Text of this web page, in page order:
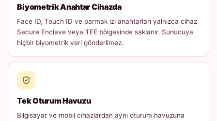
Biyometrik Anahtar Cihazda
Face ID, Touch ID ve parmak izi anahtarları yalnızca cihaz
Secure Enclave veya TEE bölgesinde saklanır. Sunucuya
hiçbir biyometrik veri gönderilmez.
Tek Oturum Havuzu
Bilgisayar ve mobil cihazlardan aynı oturum havuzuna